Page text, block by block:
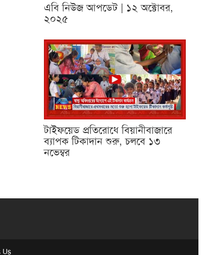
এবি নিউজ আপডেট | ১২ অক্টোবর,
২০২৫
টাইফয়েড প্রতিরোধে বিয়ানীবাজারে
ব্যাপক টিকাদান শুরু, চলবে ১৩
নভেম্বর
Us